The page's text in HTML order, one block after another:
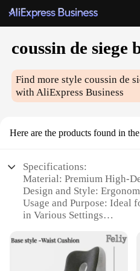
coussin de siege
Find more stylecoussin de
with AliExpress Business
Here are the products found in the
Specifications:
Material: Premium High-
Design and Style:
Usage and Purpose: Ideal
in Various Settings
Office, or Outdoor Use
Shape or Size or Weight
Multiple Sizes and Weights